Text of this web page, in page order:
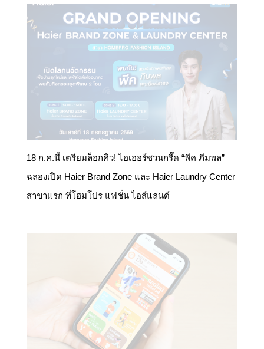
18 ก.ค.นี้ เตรียมล็อกคิว! ไฮเออร์ชวนกรี๊ด “พีค ภีมพล”
ฉลองเปิด Haier Brand Zone และ Haier Laundry Center
สาขาแรก ที่โฮมโปร แฟชั่น ไอส์แลนด์